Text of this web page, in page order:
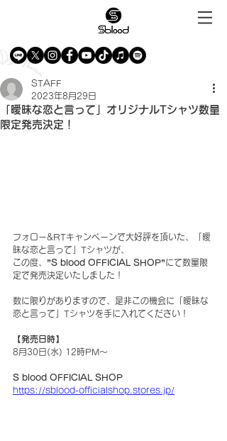
「曖昧な恋と言って」オリジナルTシャツ数量
限定発売決定！
STAFF
2023年8月29日
フォロー&RTキャンペーンで大好評を頂いた、「曖
昧な恋と言って」Tシャツが、
この度、 ”S blood OFFICIAL SHOP”にて数量限
定で発売決定いたしました！
数に限りがありますので、是非この機会に「曖昧な
恋と言って」Tシャツを手に入れてください！
【発売日時】
8月30日(水) 12時PM～
S blood OFFICIAL SHOP
https://sblood-officialshop.stores.jp/